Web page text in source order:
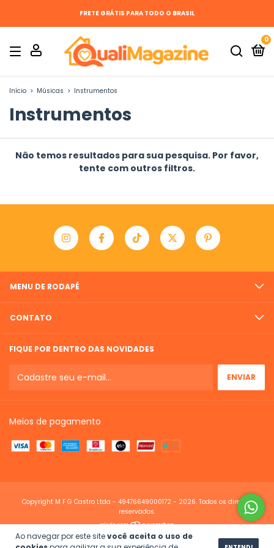
FRETE GRÁTIS PARA TODO O BRASIL
0
Ao navegar por este sitevocê aceita o uso de
Início > Músicas > Instrumentos
Instrumentos
Não temos resultados para sua pesquisa. Por favor,
tente com outros filtros.
MENU DE RODAPÉ
CONTATO
FIQUE POR DENTRO DAS NOVIDADES
Meios de pagamento
Copyright M F G Castro Ltda - 49476649000172 - 2026. Todos os direitos
reservados.